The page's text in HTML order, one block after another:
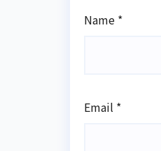
Name *
Email *